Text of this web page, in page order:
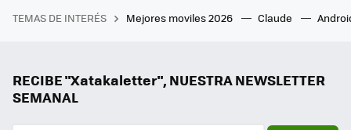
TEMAS DE INTERÉS Mejores moviles 2026 Claude
RECIBE "Xatakaletter", NUESTRA NEWSLETTER
SEMANAL